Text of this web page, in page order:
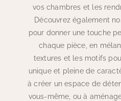
vos chambres et les
Découvrez également
pour donner une touche
chaque pièce, en
textures et les motifs
unique et pleine de
à créer un espace de
vous-même, ou à